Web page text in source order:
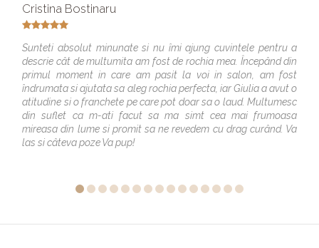
Cristina Bostinaru
Sunteti absolut minunate si nu îmi ajung cuvintele pentru a
descrie cât de multumita am fost de rochia mea. Începând din
primul moment in care am pasit la voi in salon, am fost
îndrumata si ajutata sa aleg rochia perfecta, iar Giulia a avut o
atitudine si o franchete pe care pot doar sa o laud. Multumesc
din suflet ca m-ati facut sa ma simt cea mai frumoasa
mireasa din lume si promit sa ne revedem cu drag curând. Va
las si câteva poze Va pup!